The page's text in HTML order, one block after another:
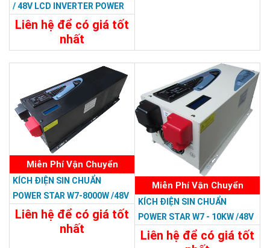
/ 48V LCD INVERTER POWER
RP
Liên hệ để có giá tốt
nhất
23.988.000đ
Đặt Mua
Miễn Phí Vận Chuyển
KÍCH ĐIỆN SIN CHUẨN
POWER STAR W7-8000W /48V
LCD
Liên hệ để có giá tốt
nhất
Miễn Phí Vận Chuyển
KÍCH ĐIỆN SIN CHUẨN
POWER STAR W7 - 10KW /48V
Liên hệ để có giá tốt